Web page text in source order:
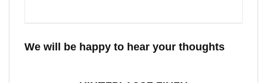
We will be happy to hear your thoughts